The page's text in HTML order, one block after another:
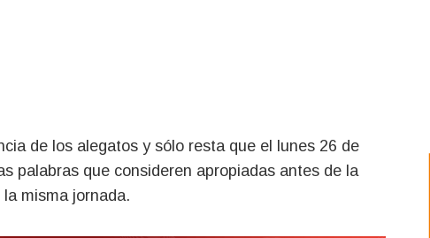
de los alegatos y sólo resta que el lunes 26 de
palabras que consideren apropiadas antes de la
misma jornada.